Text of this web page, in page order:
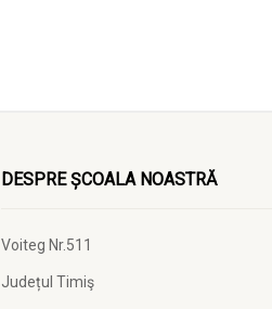
DESPRE ȘCOALA NOASTRĂ
Voiteg Nr.511
Județul Timiş